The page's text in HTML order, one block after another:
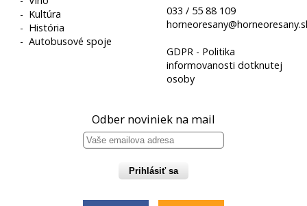
- Kultúra
- História
-Autobusové spoje
033 / 55 88 109
GDPR - Politika
informovanosti dotknutej
osoby
Odber noviniek na mail
Prihlásiť sa